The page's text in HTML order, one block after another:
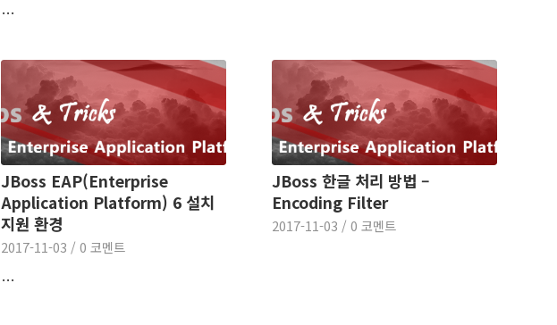
…
JBoss EAP(Enterprise
Application Platform) 6 설치
지원 환경
2017-11-03 / 0 코멘트
…
JBoss 한글 처리 방법 –
Encoding Filter
2017-11-03 / 0 코멘트